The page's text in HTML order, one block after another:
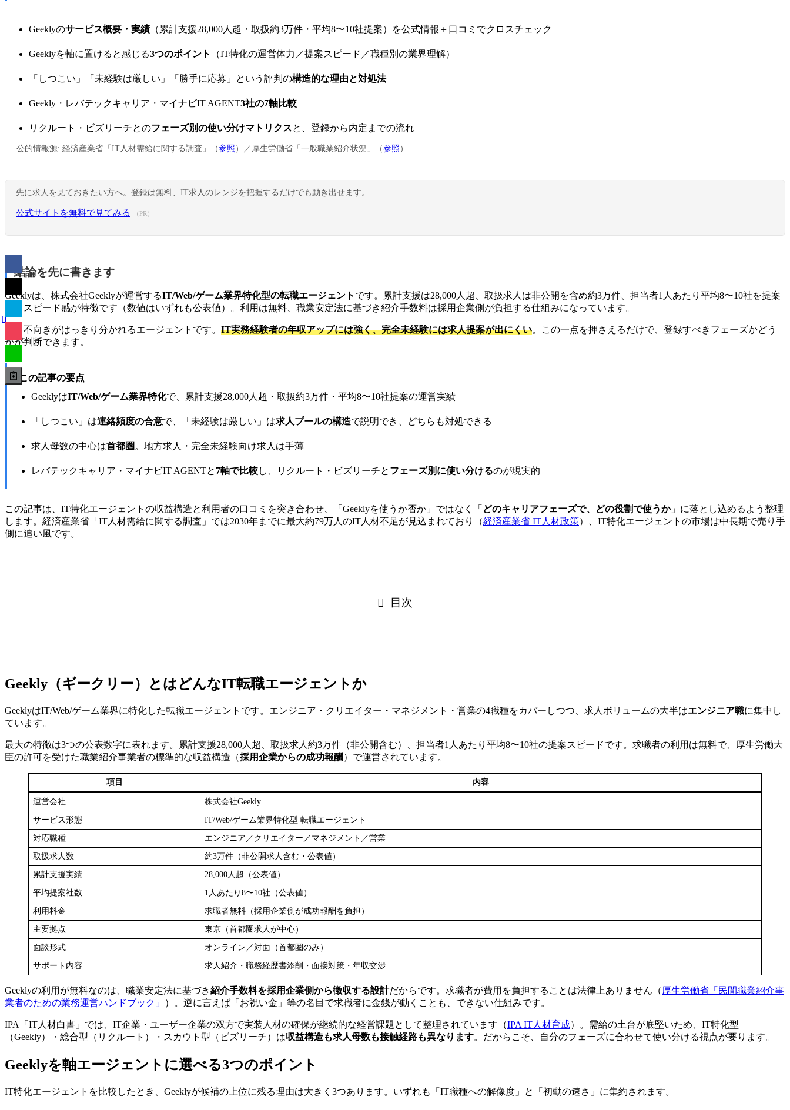
Geeklyのサービス概要・実績（累計支援28,000人超・取扱約3万件・平均8〜10社提案）を公式情報＋口コミでクロスチェック
Geeklyを軸に置けると感じる3つのポイント （IT特化の運営体力／提案スピード／職種別の業界理解）
「しつこい」「未経験は厳しい」「勝手に応募」という評判の構造的な理由と対処法
Geekly・レバテックキャリア・マイナビIT AGENT3社の7軸比較
リクルート・ビズリーチとのフェーズ別の使い分けマトリクスと、登録から内定までの流れ
公的情報源: 経済産業省「IT人材需給に関する調査」（参照）／厚生労働省「一般職業紹介状況」（参照）
先に求人を見ておきたい方へ。登録は無料、IT求人のレンジを把握するだけでも動き出せます。
公式サイトを無料で見てみる （PR）
結論を先に書きます
Geeklyは、株式会社Geeklyが運営するIT/Web/ゲーム業界特化型の転職エージェント です。累計支援は28,000人超、取扱求人は非公開を含め約3万件、担当者1人あたり平均8〜10社を提案
するスピード感が特徴です（数値はいずれも公表値）。利用は無料、職業安定法に基づき紹介手数料は採用企業側が負担する仕組みになっています。
向き不向きがはっきり分かれるエージェントです。 IT実務経験者の年収アップには強く、完全未経験には求人提案が出にくい。この一点を押さえるだけで、登録すべきフェーズかどう
かが判断できます。
この記事の要点
GeeklyはIT/Web/ゲーム業界特化で、累計支援28,000人超・取扱約3万件・平均8〜10社提案の運営実績
「しつこい」は連絡頻度の合意で、「未経験は厳しい」は求人プールの構造で説明でき、どちらも対処できる
求人母数の中心は首都圏 。地方求人・完全未経験向け求人は手薄
レバテックキャリア・マイナビIT AGENTと 7軸で比較し、リクルート・ビズリーチと フェーズ別に使い分けるのが現実的
この記事は、IT特化エージェントの収益構造と利用者の口コミを突き合わせ、「Geeklyを使うか否か」ではなく「 どのキャリアフェーズで、どの役割で使うか」に落とし込めるよう整理
します。経済産業省「IT人材需給に関する調査」では2030年までに最大約79万人のIT人材不足が見込まれており（経済産業省 IT人材政策）、IT特化エージェントの市場は中長期で売り手
側に追い風です。
目次
Geekly（ギークリー）とはどんなIT転職エージェントか
GeeklyはIT/Web/ゲーム業界に特化した転職エージェントです。エンジニア・クリエイター・マネジメント・営業の4職種をカバーしつつ、求人ボリュームの大半はエンジニア職に集中し
ています。
最大の特徴は3つの公表数字に表れます。累計支援28,000人超、取扱求人約3万件（非公開含む）、担当者1人あたり平均8〜10社の提案スピードです。求職者の利用は無料で、厚生労働大
臣の許可を受けた職業紹介事業者の標準的な収益構造（採用企業からの成功報酬 ）で運営されています。
項目 内容
運営会社 株式会社Geekly
サービス形態 IT/Web/ゲーム業界特化型 転職エージェント
対応職種 エンジニア／クリエイター／マネジメント／営業
取扱求人数 約3万件（非公開求人含む・公表値）
累計支援実績 28,000人超（公表値）
平均提案社数 1人あたり8〜10社（公表値）
利用料金 求職者無料（採用企業側が成功報酬を負担）
主要拠点 東京（首都圏求人が中心）
面談形式 オンライン／対面（首都圏のみ）
サポート内容 求人紹介・職務経歴書添削・面接対策・年収交渉
Geeklyの利用が無料なのは、職業安定法に基づき紹介手数料を採用企業側から徴収する設計だからです。求職者が費用を負担することは法律上ありません（ 厚生労働省「民間職業紹介事
業者のための業務運営ハンドブック」
）。逆に言えば「お祝い金」等の名目で求職者に金銭が動くことも、できない仕組みです。
IPA「IT人材白書」では、IT企業・ユーザー企業の双方で実装人材の確保が継続的な経営課題として整理されています（IPA IT人材育成）。需給の土台が底堅いため、IT特化型
（Geekly）・総合型（リクルート）・スカウト型（ビズリーチ）は収益構造も求人母数も接触経路も異なります。だからこそ、自分のフェーズに合わせて使い分ける視点が要ります。
Geeklyを軸エージェントに選べる3つのポイント
IT特化エージェントを比較したとき、Geeklyが候補の上位に残る理由は大きく3つあります。いずれも「IT職種への解像度」と「初動の速さ」に集約されます。